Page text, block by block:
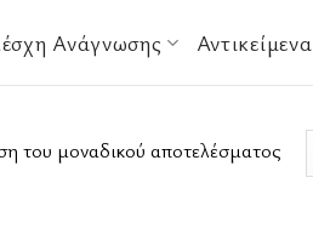
Ανάγνωσης Αντικείμενα
του μοναδικού αποτελέσματος